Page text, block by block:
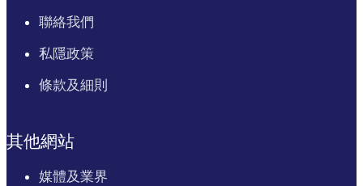
聯絡我們
私隱政策
條款及細則
其他網站
媒體及業界